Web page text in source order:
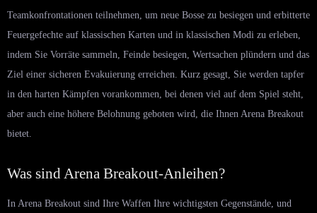
Teamkonfrontationen teilnehmen, um neue Bosse zu besiegen und erbitterte
Feuergefechte auf klassischen Karten und in klassischen Modi zu erleben,
indem Sie Vorräte sammeln, Feinde besiegen, Wertsachen plündern und das
Ziel einer sicheren Evakuierung erreichen. Kurz gesagt, Sie werden tapfer
in den harten Kämpfen vorankommen, bei denen viel auf dem Spiel steht,
aber auch eine höhere Belohnung geboten wird, die Ihnen Arena Breakout
bietet.
Was sind Arena Breakout-Anleihen?
In Arena Breakout sind Ihre Waffen Ihre wichtigsten Gegenstände, und